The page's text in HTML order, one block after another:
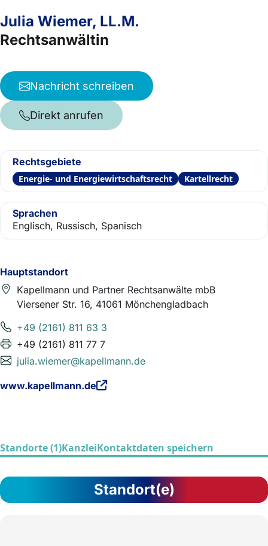
Hauptstandort
Kapellmann und Partner Rechtsanwälte mbB
Viersener Str. 16, 41061 Mönchengladbach
+49 (2161) 811 63 3
+49 (2161) 811 77 7
julia.wiemer@kapellmann.de
www.kapellmann.de
Julia Wiemer, LL.M.
Rechtsanwältin
Nachricht schreiben
Direkt anrufen
Rechtsgebiete
Energie- und Energiewirtschaftsrecht Kartellrecht
Sprachen
Englisch, Russisch, Spanisch
Standorte (1)KanzleiKontaktdaten speichern
Standort(e)